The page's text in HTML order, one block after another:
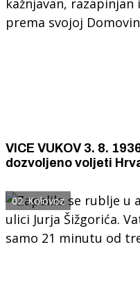
VICE VUKOV 3. 8.
dozvoljeno voljeti
prema svojoj Domovini.
02. Kolovoz